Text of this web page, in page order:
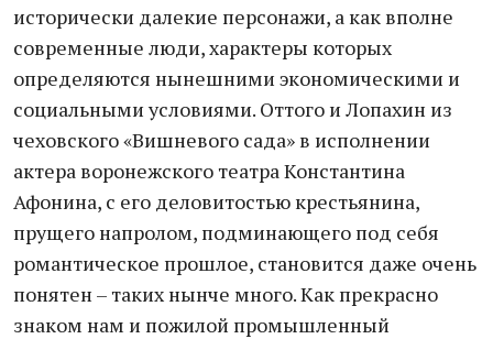
исторически далекие персонажи, а как вполне
современные люди, характеры которых
определяются нынешними экономическими и
социальными условиями. Оттого и Лопахин из
чеховского «Вишневого сада» в исполнении
актера воронежского театра Константина
Афонина, с его деловитостью крестьянина,
прущего напролом, подминающего под себя
романтическое прошлое, становится даже очень
понятен – таких нынче много. Как прекрасно
знаком нам и пожилой промышленный